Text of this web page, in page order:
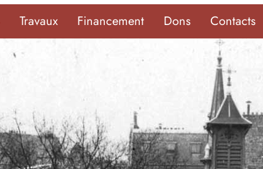
Travaux Financement Dons Contacts